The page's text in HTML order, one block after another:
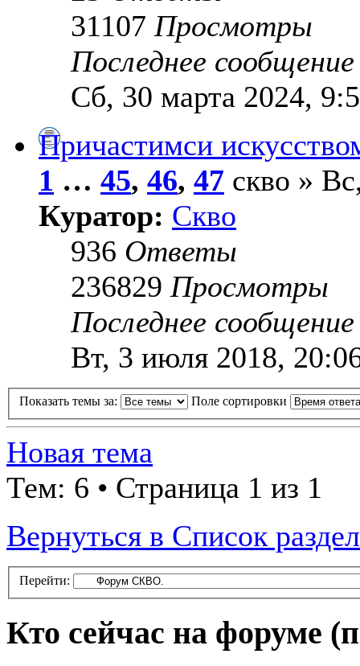
31107 Просмотры
Последнее
Сб, 30 марта 2024,
Причастимси
1 … 45, 46, 47 скво »
Куратор: Скво
936 Ответы
236829 Просмотры
Последнее
Вт, 3 июля 2018,
Показать темы за: Поле сортировки
Новая тема
Тем: 6 • Страница 1 из 1
Вернуться в Список
Перейти:
Кто сейчас на форуме